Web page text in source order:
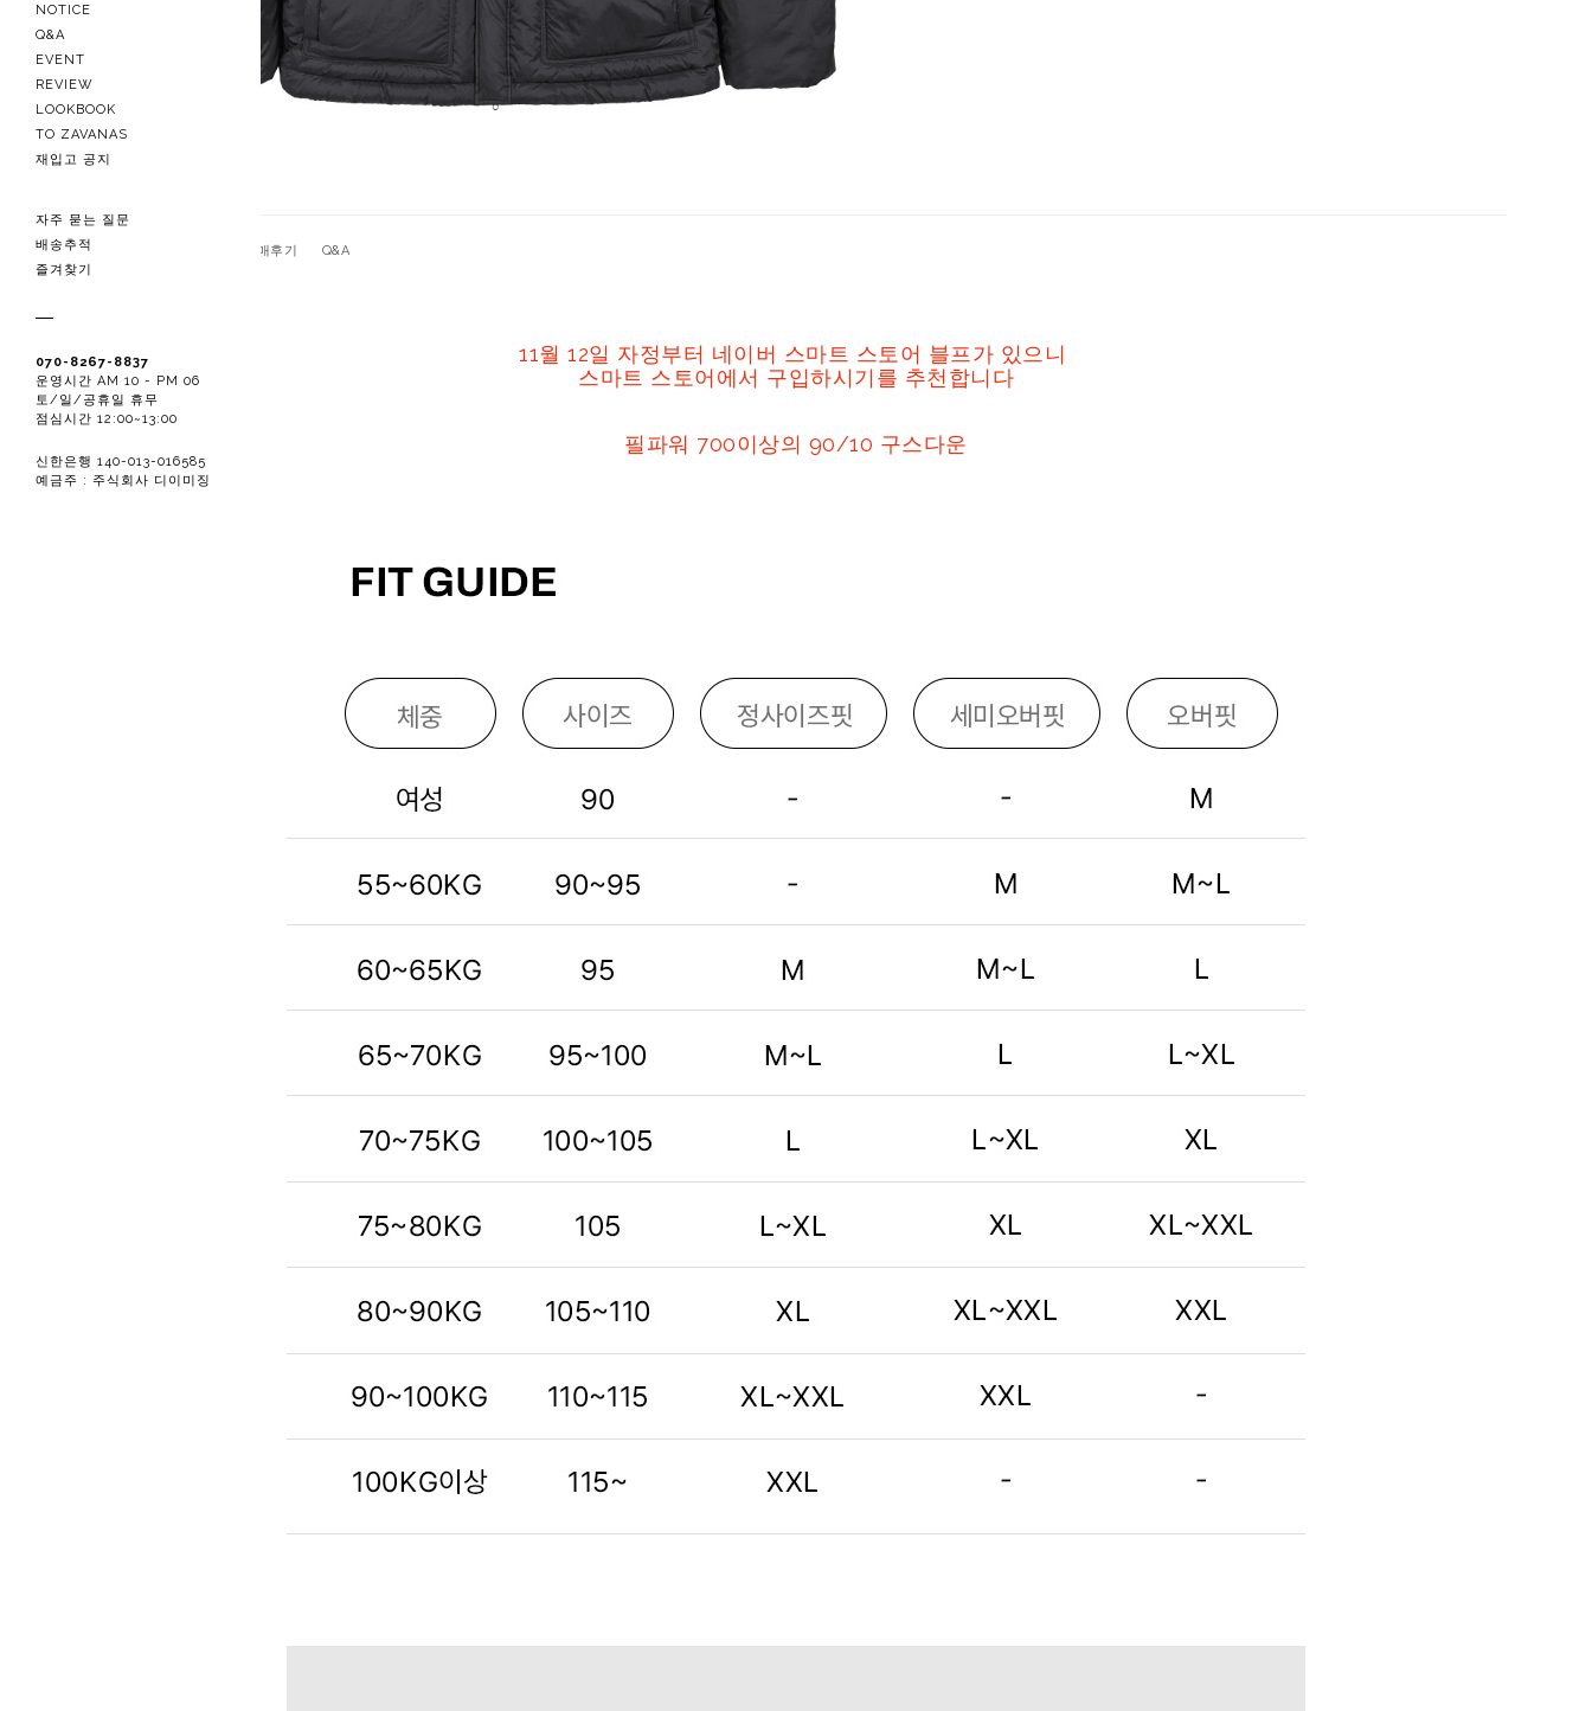
NOTICE
Q&A
EVENT
REVIEW
LOOKBOOK
TO ZAVANAS
재입고 공지
자주 묻는 질문
배송추적
즐겨찾기
070-8267-8837
운영시간 AM 10 - PM 06
토/일/공휴일 휴무
점심시간 12:00~13:00
신한은행 140-013-016585
예금주 : 주식회사 디이미징
관련상품 구매후기 Q&A
11월 12일 자정부터 네이버 스마트 스토어 블프가 있으니
스마트 스토어에서 구입하시기를 추천합니다
필파워 700이상의 90/10 구스다운